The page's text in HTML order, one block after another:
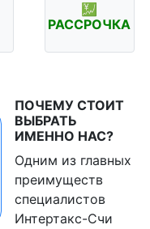
💹
РАССРОЧКА
ПОЧЕМУ СТОИТ
ВЫБРАТЬ
ИМЕННО НАС?
Одним из главных
преимуществ
специалистов
Интертакс-Счи